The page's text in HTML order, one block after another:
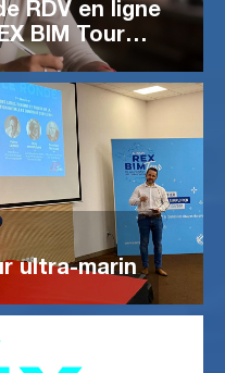
RDV en ligne
BIM Tour…
ultra-marin